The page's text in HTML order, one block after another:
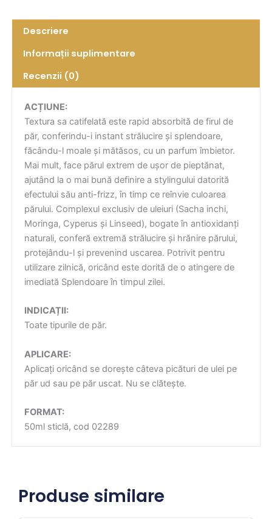
Descriere
Informații suplimentare
Recenzii (0)
ACȚIUNE:
Textura sa catifelată este rapid absorbită de firul de
păr, conferindu-i instant strălucire și splendoare,
făcându-l moale și mătăsos, cu un parfum îmbietor.
Mai mult, face părul extrem de ușor de pieptănat,
ajutând la o mai bună definire a stylingului datorită
efectului său anti-frizz, în timp ce reînvie culoarea
părului. Complexul exclusiv de uleiuri (Sacha inchi,
Moringa, Cyperus și Linseed), bogate în antioxidanți
naturali, conferă extremă strălucire și hrănire părului,
protejându-l și prevenind uscarea. Potrivit pentru
utilizare zilnică, oricând este dorită de o atingere de
imediată Splendoare în timpul zilei.
INDICAȚII:
Toate tipurile de păr.
APLICARE:
Aplicați oricând se dorește câteva picături de ulei pe
păr ud sau pe păr uscat. Nu se clătește.
FORMAT:
50ml sticlă, cod 02289
Produse similare